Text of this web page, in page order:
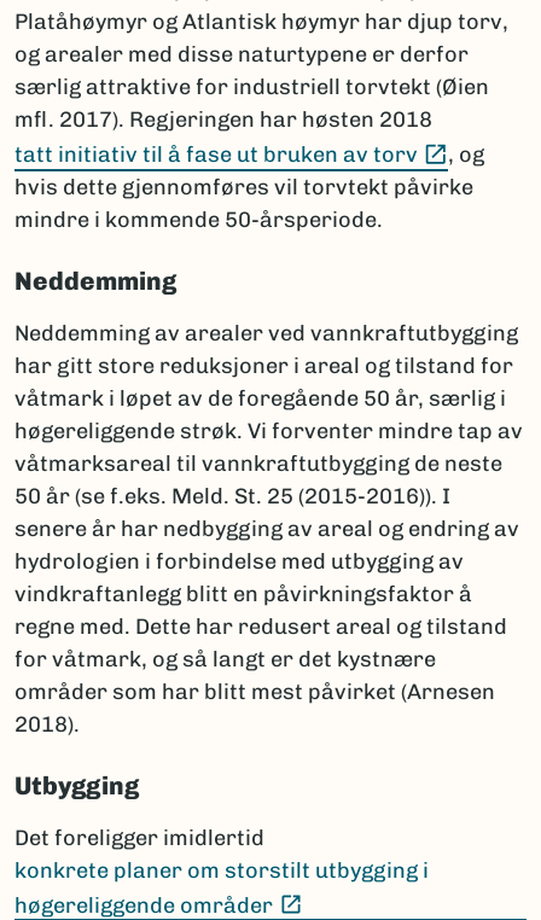
Platåhøymyr og Atlantisk høymyr har djup torv,
og arealer med disse naturtypene er derfor
særlig attraktive for industriell torvtekt (Øien
mfl. 2017). Regjeringen har høsten 2018
tatt initiativ til å fase ut bruken av torv
, og
hvis dette gjennomføres vil torvtekt påvirke
mindre i kommende 50-årsperiode.
Neddemming
Neddemming av arealer ved vannkraftutbygging
har gitt store reduksjoner i areal og tilstand for
våtmark i løpet av de foregående 50 år, særlig i
høgereliggende strøk. Vi forventer mindre tap av
våtmarksareal til vannkraftutbygging de neste
50 år (se f.eks. Meld. St. 25 (2015-2016)). I
senere år har nedbygging av areal og endring av
hydrologien i forbindelse med utbygging av
vindkraftanlegg blitt en påvirkningsfaktor å
regne med. Dette har redusert areal og tilstand
for våtmark, og så langt er det kystnære
områder som har blitt mest påvirket (Arnesen
2018).
Utbygging
Det foreligger imidlertid
konkrete planer om storstilt utbygging i
høgereliggende områder